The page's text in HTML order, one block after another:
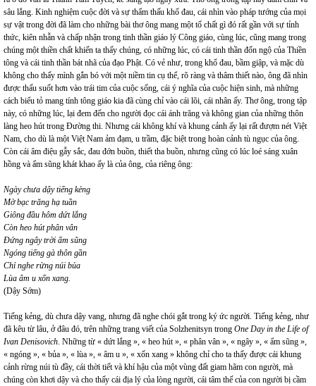
sâu lắng. Kinh nghiệm cuộc đời và sự thẩm thấu khổ đau, cái nhìn vào pháp tướng của mọi
sự vật trong đời đã làm cho những bài thơ ông mang một tố chất gì đó rất gần với sự tỉnh
thức, kiên nhẫn và chấp nhận trong tinh thần giáo lý Công giáo, cùng lúc, cũng mang trong
chúng một thiền chất khiến ta thấy chúng, có những lúc, có cái tinh thần đốn ngộ của Thiền
tông và cái tinh thần bát nhã của đạo Phật. Có vẻ như, trong khổ đau, bầm giập, và mặc dù
không cho thấy mình gắn bó với một niềm tin cụ thể, rõ ràng và thâm thiết nào, ông đã nhìn
được thấu suốt hơn vào trái tim của cuộc sống, cái ý nghĩa của cuộc hiện sinh, mà những
cách biểu tỏ mang tính tông giáo kia đã cùng chỉ vào cái lõi, cái nhân ấy. Thơ ông, trong tập
này, có những lúc, lại đem đến cho người đọc cái ánh trăng và không gian của những thôn
làng heo hút trong Đường thi. Nhưng cái không khí và khung cảnh ấy lại rất đượm nét Việt
Nam, cho dù là một Việt Nam ảm đạm, u trầm, đặc biệt trong hoàn cảnh tù ngục của ông.
Còn cái âm điệu gẫy sắc, đau đớn buồn, thiết tha buồn, nhưng cũng có lúc loé sáng xuân
hồng và ẩm sũng khát khao ấy là của ông, của riêng ông:
Ngày chưa dậy tiếng kẻng
Mờ bạc trăng hạ tuần
Giông đầu hôm dứt lắng
Còn heo hút phân vân
Đứng ngây trời ẩm sũng
Ngóng tiếng gà thôn gần
Chỉ nghe rừng núi bủa
Lùa âm u xốn xang.
(Dậy Sớm)
Tiếng kẻng, dù chưa dậy vang, nhưng đã nghe chói gắt trong ký ức người. Tiếng kẻng, như
đã kêu từ lâu, ở đâu đó, trên những trang viết của Solzhenitsyn trong One Day in the Life of
Ivan Denisovich. Những từ « dứt lắng », « heo hút », « phân vân », « ngây », « ẩm sũng »,
« ngóng », « bủa », « lùa », « âm u », « xốn xang » không chỉ cho ta thấy được cái khung
cảnh rừng núi tù đầy, cái thời tiết và khí hậu của một vùng đất giam hãm con người, mà
chúng còn khơi dậy và cho thấy cái địa lý của lòng người, cái tâm thế của con người bị cầm